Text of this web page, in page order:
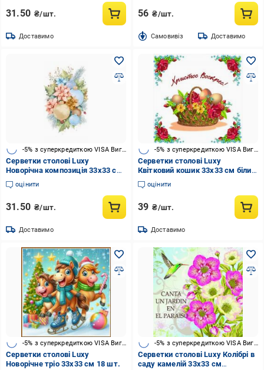
31.50 ₴/шт.
Доставимо
56 ₴/шт.
Cамовивіз Доставимо
-5% з суперкредиткою VISA Вигода
Серветки столові Luxy
Новорічна композиція 33х33 см
10 шт.
оцінити
31.50 ₴/шт.
Доставимо
Серветки столові Luxy
Квітковий кошик 33х33 см білий
із принтомс принтом 18 шт.
оцінити
39 ₴/шт.
Доставимо
-5% з суперкредиткою VISA Вигода
Серветки столові Luxy
Новорічне тріо 33х33 см 18 шт.
Серветки столові Luxy Колібрі в
саду камелій 33х33 см